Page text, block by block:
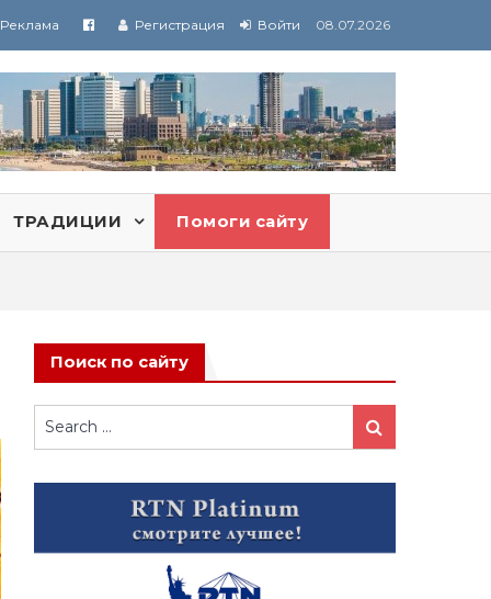
Реклама Регистрация Войти 08.07.2026
ТРАДИЦИИ Помоги сайту
Поиск по сайту
Search
for:
Search